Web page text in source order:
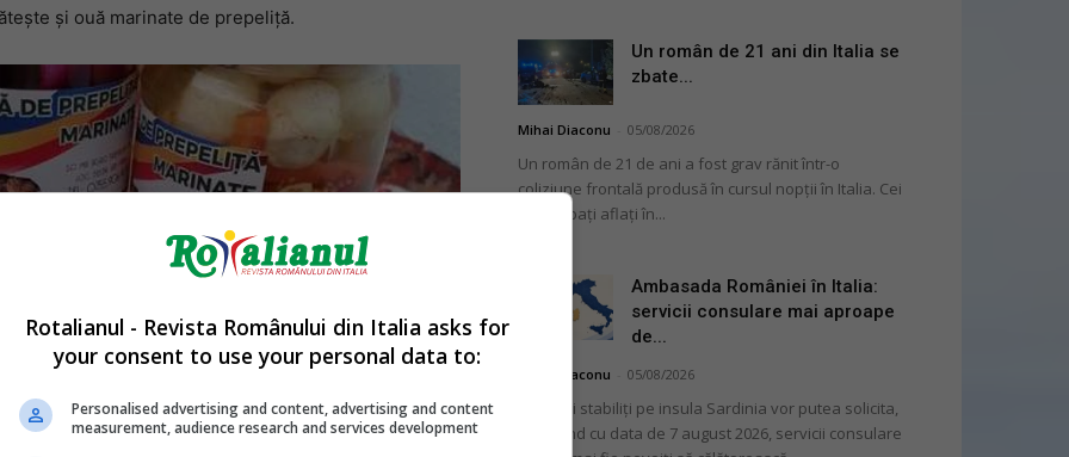
şi ouă marinate de prepeliţă.
Un român de 21 ani din Italia se
zbate...
Mihai Diaconu 05/08/2026
Un român de 21 de ani a fost grav rănit într-o
coliziune frontală produsă în cursul nopții în Italia. Cei
doi bărbați aflați în...
Ambasada României în Italia:
servicii consulare mai aproape
de...
Mihai Diaconu 05/08/2026
Românii stabiliți pe insula Sardinia vor putea solicita,
începând cu data de 7 august 2026, servicii consulare
Rotalianul - Revista Românului din Italia asks for
your consent to use your personal data to:
Personalised advertising and content, advertising and content
measurement, audience research and services development